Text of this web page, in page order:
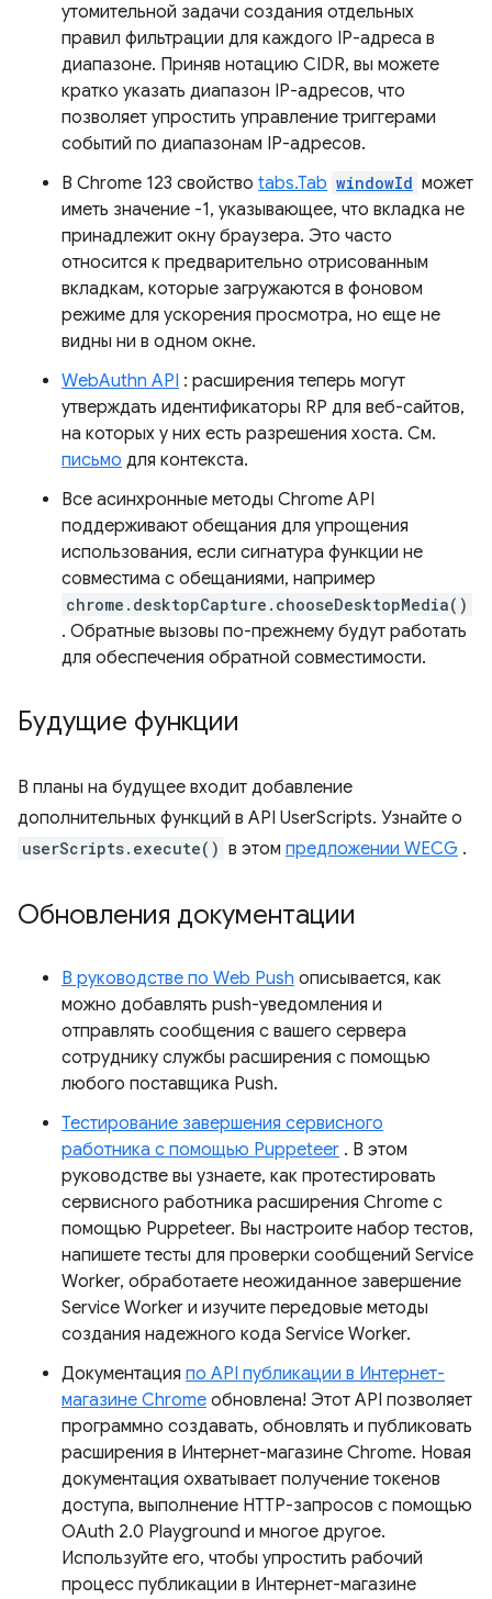
утомительной задачи создания отдельных
правил фильтрации для каждого IP-адреса в
диапазоне. Приняв нотацию CIDR, вы можете
кратко указать диапазон IP-адресов, что
позволяет упростить управление триггерами
событий по диапазонам IP-адресов.
В Chrome 123 свойство tabs.Tab windowId может
иметь значение -1, указывающее, что вкладка не
принадлежит окну браузера. Это часто
относится к предварительно отрисованным
вкладкам, которые загружаются в фоновом
режиме для ускорения просмотра, но еще не
видны ни в одном окне.
WebAuthn API : расширения теперь могут
утверждать идентификаторы RP для веб-сайтов,
на которых у них есть разрешения хоста. См.
письмо для контекста.
Все асинхронные методы Chrome API
поддерживают обещания для упрощения
использования, если сигнатура функции не
совместима с обещаниями, например
chrome.desktopCapture.chooseDesktopMedia()
. Обратные вызовы по-прежнему будут работать
для обеспечения обратной совместимости.
Будущие функции
В планы на будущее входит добавление
дополнительных функций в API UserScripts. Узнайте о
userScripts.execute() в этом предложении WECG .
Обновления документации
В руководстве по Web Push описывается, как
можно добавлять push-уведомления и
отправлять сообщения с вашего сервера
сотруднику службы расширения с помощью
любого поставщика Push.
Тестирование завершения сервисного
работника с помощью Puppeteer . В этом
руководстве вы узнаете, как протестировать
сервисного работника расширения Chrome с
помощью Puppeteer. Вы настроите набор тестов,
напишете тесты для проверки сообщений Service
Worker, обработаете неожиданное завершение
Service Worker и изучите передовые методы
создания надежного кода Service Worker.
Документация по API публикации в Интернет-
магазине Chrome обновлена! Этот API позволяет
программно создавать, обновлять и публиковать
расширения в Интернет-магазине Chrome. Новая
документация охватывает получение токенов
доступа, выполнение HTTP-запросов с помощью
OAuth 2.0 Playground и многое другое.
Используйте его, чтобы упростить рабочий
процесс публикации в Интернет-магазине